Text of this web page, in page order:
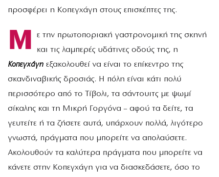
προσφέρει η Κοπεγχάγη στους επισκέπτες της.
Μ
ε την πρωτοποριακή γαστρονομική της σκηνή
και τις λαμπερές υδάτινες οδούς της, η
Κοπεγχάγη εξακολουθεί να είναι το επίκεντρο της
σκανδιναβικής δροσιάς. Η πόλη είναι κάτι πολύ
περισσότερο από το Τίβολι, τα σάντουιτς με ψωμί
σίκαλης και τη Μικρή Γοργόνα – αφού τα δείτε, τα
γευτείτε ή τα ζήσετε αυτά, υπάρχουν πολλά, λιγότερο
γνωστά, πράγματα που μπορείτε να απολαύσετε.
Ακολουθούν τα καλύτερα πράγματα που μπορείτε να
κάνετε στην Κοπεγχάγη για να διασκεδάσετε, όσο το